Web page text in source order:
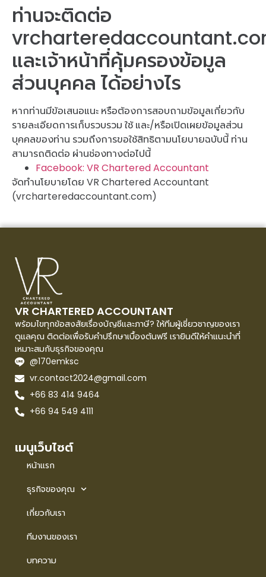
ท่านจะติดต่อ
และเจ้าหน้าที่คุ้มครองข้อมูล
ส่วนบุคคล ได้อย่างไร
หากท่านมีข้อเสนอแนะ หรือต้องการสอบถามข้อมูลเกี่ยวกับ
รายละเอียดการเก็บรวบรวม ใช้ และ/หรือเปิดเผยข้อมูลส่วน
บุคคลของท่าน รวมถึงการขอใช้สิทธิตามนโยบายฉบับนี้ ท่าน
สามารถติดต่อ ผ่านช่องทางต่อไปนี้
Facebook: VR Chartered Accountant
จัดทำนโยบายโดย VR Chartered Accountant
(vrcharteredaccountant.com)
VR CHARTERED ACCOUNTANT
พร้อมไขทุกข้อสงสัยเรื่องบัญชีและภาษี? ให้ทีมผู้เชี่ยวชาญของเรา
ดูแลคุณ ติดต่อเพื่อรับคำปรึกษาเบื้องต้นฟรี เรายินดีให้คำแนะนำที่
เหมาะสมกับธุรกิจของคุณ
@170emksc
vr.contact2024@gmail.com
+66 83 414 9464
+66 94 549 4111
เมนูเว็บไซต์
หน้าแรก
ธุรกิจของคุณ
เกี่ยวกับเรา
ทีมงานของเรา
บทความ